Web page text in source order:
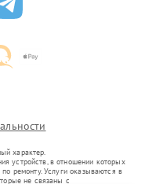
характер.
устройств, в отношении которых
ремонту. Услуги оказываются в
не связаны с